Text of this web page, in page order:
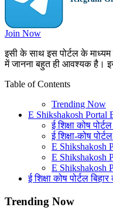
Join Now
इसी के साथ इस पोर्टल के माध्यम
में जानना बहुत ही आवश्यक है।
Table of Contents
Trending Now
E Shikshakosh Portal
ई शिक्षा कोष
ई शिक्षा-कोष
E Shikshakosh
E Shikshakosh
E Shikshakosh
ई शिक्षा कोष पोर्टल
Trending Now